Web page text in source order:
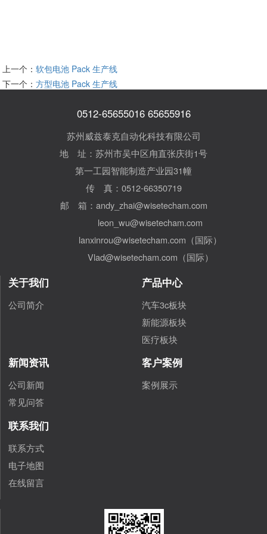
上一个：软包电池 Pack 生产线
下一个：方型电池 Pack 生产线
0512-65655016 65655916
苏州威兹泰克自动化科技有限公司
地 址：苏州市吴中区甪直张庆街1号
第一工园智能制造产业园31幢
传 真：0512-66350719
邮 箱：andy_zhai@wisetecham.com
leon_wu@wisetecham.com
lanxinrou@wisetecham.com（国际）
Vlad@wisetecham.com（国际）
关于我们
公司简介
产品中心
汽车3c板块
新能源板块
医疗板块
新闻资讯
公司新闻
常见问答
客户案例
案例展示
联系我们
联系方式
电子地图
在线留言